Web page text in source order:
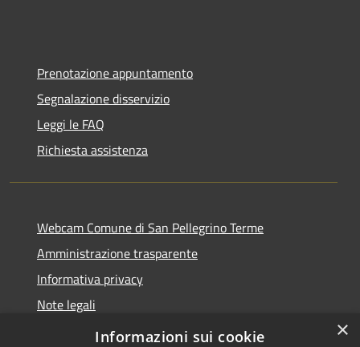
Prenotazione appuntamento
Segnalazione disservizio
Leggi le FAQ
Richiesta assistenza
Webcam Comune di San Pellegrino Terme
Amministrazione trasparente
Informativa privacy
Note legali
Dichiarazione di accessibilità
×
Informazioni sui cookie